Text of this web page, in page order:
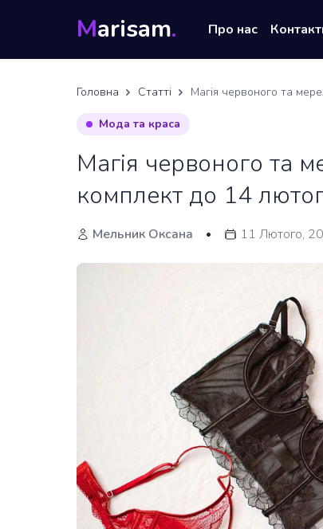
Marisam. Про нас
Головна Статті Магія червоного та
Мода та краса
Магія червоного та
комплект до 14
Мельник Оксана • 11 Лютого,